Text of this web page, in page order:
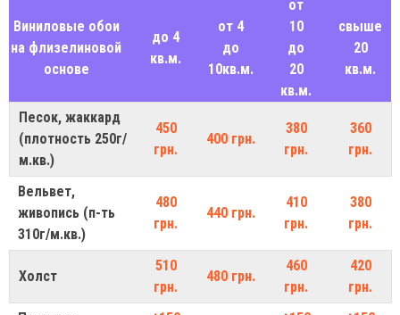
Виниловые обои
на флизелиновой
основе
до 4
кв.м.
от 4
до
10кв.м.
от
10
до
20
кв.м.
свыше
20
кв.м.
Песок, жаккард
(плотность 250г/
м.кв.)
450
грн.
400 грн.
380
грн.
360
грн.
Вельвет,
живопись (п-ть
310г/м.кв.)
480
грн.
440 грн.
410
грн.
380
грн.
Холст
510
грн.
480 грн.
460
грн.
420
грн.